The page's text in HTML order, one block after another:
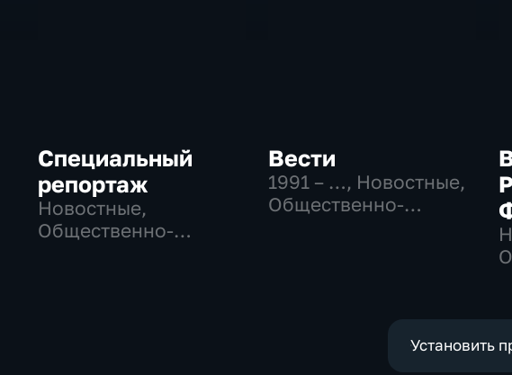
Специальный
репортаж
Новостные,
Общественно-
Вести
1991 – …, Новостные,
Общественно-
Установить